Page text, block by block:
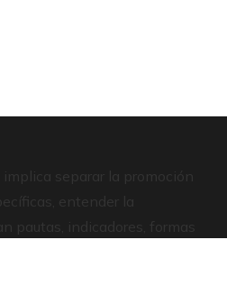
separar la promoción
entender la
pautas, indicadores, formas